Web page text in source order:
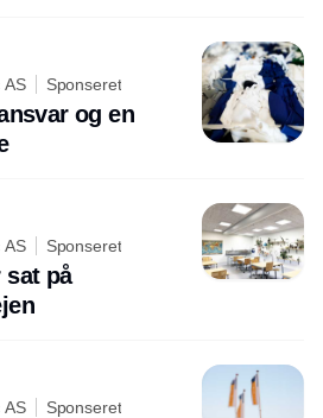
AS Sponseret
og en
AS Sponseret
sat på
AS Sponseret